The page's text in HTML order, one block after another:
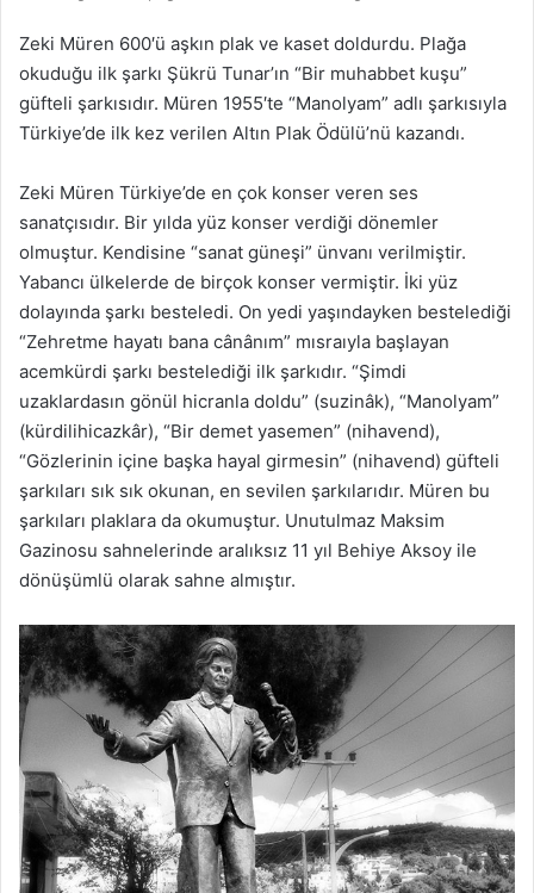
Zeki Müren 600′ü aşkın plak ve kaset doldurdu. Plağa
okuduğu ilk şarkı Şükrü Tunar’ın “Bir muhabbet kuşu”
güfteli şarkısıdır. Müren 1955′te “Manolyam” adlı şarkısıyla
Türkiye’de ilk kez verilen Altın Plak Ödülü’nü kazandı.
Zeki Müren Türkiye’de en çok konser veren ses
sanatçısıdır. Bir yılda yüz konser verdiği dönemler
olmuştur. Kendisine “sanat güneşi” ünvanı verilmiştir.
Yabancı ülkelerde de birçok konser vermiştir. İki yüz
dolayında şarkı besteledi. On yedi yaşındayken bestelediği
“Zehretme hayatı bana cânânım” mısraıyla başlayan
acemkürdi şarkı bestelediği ilk şarkıdır. “Şimdi
uzaklardasın gönül hicranla doldu” (suzinâk), “Manolyam”
(kürdilihicazkâr), “Bir demet yasemen” (nihavend),
“Gözlerinin içine başka hayal girmesin” (nihavend) güfteli
şarkıları sık sık okunan, en sevilen şarkılarıdır. Müren bu
şarkıları plaklara da okumuştur. Unutulmaz Maksim
Gazinosu sahnelerinde aralıksız 11 yıl Behiye Aksoy ile
dönüşümlü olarak sahne almıştır.